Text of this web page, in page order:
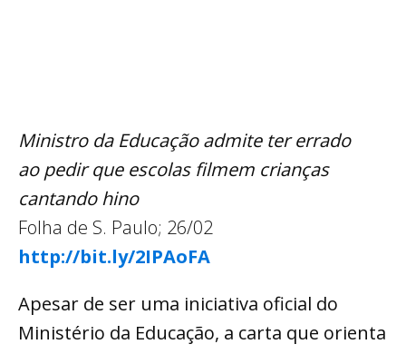
Ministro da Educação admite ter errado
ao pedir que escolas filmem crianças
cantando hino
Folha de S. Paulo; 26/02
http://bit.ly/2IPAoFA
Apesar de ser uma iniciativa oficial do
Ministério da Educação, a carta que orienta